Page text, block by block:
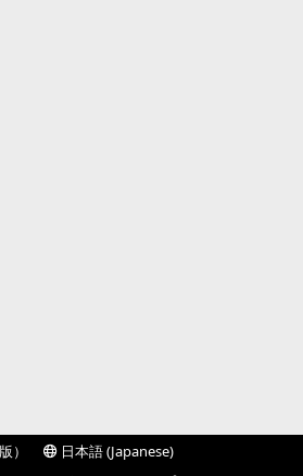
）
日本語 (Japanese)